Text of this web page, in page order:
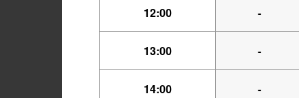
12:00 -
13:00 -
14:00 -